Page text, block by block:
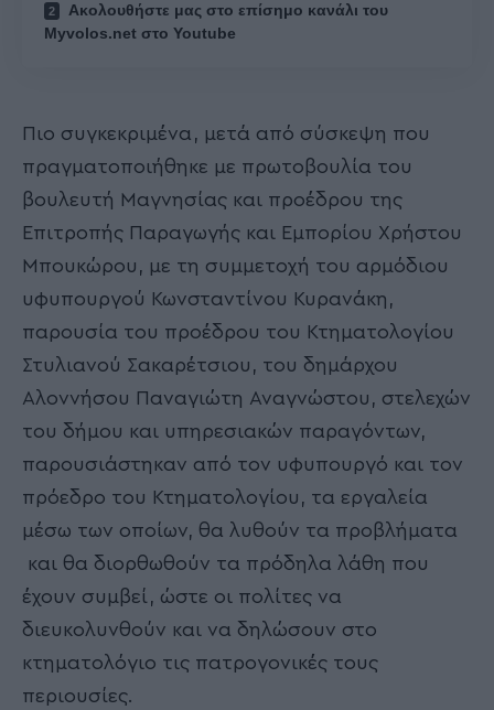
Ακολουθήστε μας στο επίσημο κανάλι του
Myvolos.net στο Youtube
Πιο συγκεκριμένα, μετά από σύσκεψη που
πραγματοποιήθηκε με πρωτοβουλία του
βουλευτή Μαγνησίας και προέδρου της
Επιτροπής Παραγωγής και Εμπορίου Χρήστου
Μπουκώρου, με τη συμμετοχή του αρμόδιου
υφυπουργού Κωνσταντίνου Κυρανάκη,
παρουσία του προέδρου του Κτηματολογίου
Στυλιανού Σακαρέτσιου, του δημάρχου
Αλοννήσου Παναγιώτη Αναγνώστου, στελεχών
του δήμου και υπηρεσιακών παραγόντων,
παρουσιάστηκαν από τον υφυπουργό και τον
πρόεδρο του Κτηματολογίου, τα εργαλεία
μέσω των οποίων, θα λυθούν τα προβλήματα
και θα διορθωθούν τα πρόδηλα λάθη που
έχουν συμβεί, ώστε οι πολίτες να
διευκολυνθούν και να δηλώσουν στο
κτηματολόγιο τις πατρογονικές τους
περιουσίες.